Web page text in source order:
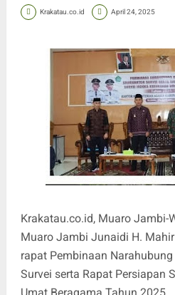
Krakatau.co.id April 24, 2025
Krakatau.co.id, Muaro Jambi-
Muaro Jambi Junaidi H.
rapat Pembinaan
Survei serta Rapat Persiapan
Umat Beragama Tahun 2025.